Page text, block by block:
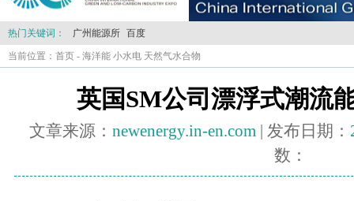
热门关键词： 广州能源所 百度
当前位置： 首页 - 海洋能 小水电 天然气水合物
英国SM公司漂浮式潮流
文章来源： newenergy.in-en.com | 发布日期：
数：